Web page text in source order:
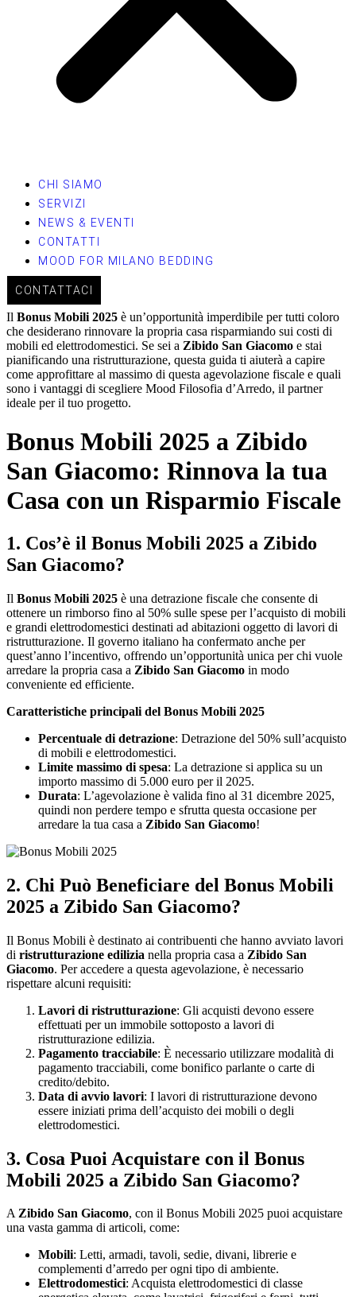
CHI SIAMO
SERVIZI
NEWS & EVENTI
CONTATTI
MOOD FOR MILANO BEDDING
CONTATTACI
Il Bonus Mobili 2025 è un’opportunità imperdibile per tutti coloro
che desiderano rinnovare la propria casa risparmiando sui costi di
mobili ed elettrodomestici. Se sei a Zibido San Giacomo e stai
pianificando una ristrutturazione, questa guida ti aiuterà a capire
come approfittare al massimo di questa agevolazione fiscale e quali
sono i vantaggi di scegliere Mood Filosofia d’Arredo, il partner
ideale per il tuo progetto.
Bonus Mobili 2025 a Zibido
San Giacomo: Rinnova la tua
Casa con un Risparmio Fiscale
1. Cos’è il Bonus Mobili 2025 a Zibido
San Giacomo?
Il Bonus Mobili 2025 è una detrazione fiscale che consente di
ottenere un rimborso fino al 50% sulle spese per l’acquisto di mobili
e grandi elettrodomestici destinati ad abitazioni oggetto di lavori di
ristrutturazione. Il governo italiano ha confermato anche per
quest’anno l’incentivo, offrendo un’opportunità unica per chi vuole
arredare la propria casa a Zibido San Giacomo in modo
conveniente ed efficiente.
Caratteristiche principali del Bonus Mobili 2025
Percentuale di detrazione: Detrazione del 50% sull’acquisto
di mobili e elettrodomestici.
Limite massimo di spesa: La detrazione si applica su un
importo massimo di 5.000 euro per il 2025.
Durata: L’agevolazione è valida fino al 31 dicembre 2025,
quindi non perdere tempo e sfrutta questa occasione per
arredare la tua casa a Zibido San Giacomo!
2. Chi Può Beneficiare del Bonus Mobili
2025 a Zibido San Giacomo?
Il Bonus Mobili è destinato ai contribuenti che hanno avviato lavori
di ristrutturazione edilizia nella propria casa a Zibido San
Giacomo. Per accedere a questa agevolazione, è necessario
rispettare alcuni requisiti:
Lavori di ristrutturazione: Gli acquisti devono essere
effettuati per un immobile sottoposto a lavori di
ristrutturazione edilizia.
Pagamento tracciabile: È necessario utilizzare modalità di
pagamento tracciabili, come bonifico parlante o carte di
credito/debito.
Data di avvio lavori: I lavori di ristrutturazione devono
essere iniziati prima dell’acquisto dei mobili o degli
elettrodomestici.
3. Cosa Puoi Acquistare con il Bonus
Mobili 2025 a Zibido San Giacomo?
AZibido San Giacomo, con il Bonus Mobili 2025 puoi acquistare
una vasta gamma di articoli, come:
Mobili: Letti, armadi, tavoli, sedie, divani, librerie e
complementi d’arredo per ogni tipo di ambiente.
Elettrodomestici: Acquista elettrodomestici di classe